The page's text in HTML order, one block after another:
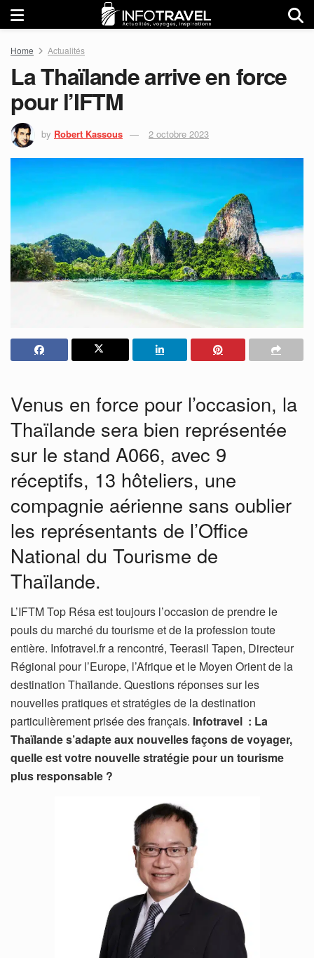
Home Actualités
La Thaïlande arrive en force
pour l’IFTM
by Robert Kassous 2 octobre 2023
Venus en force pour l’occasion, la
Thaïlande sera bien représentée
sur le stand A066, avec 9
réceptifs, 13 hôteliers, une
compagnie aérienne sans oublier
les représentants de l’Office
National du Tourisme de
Thaïlande.
L’IFTM Top Résa est toujours l’occasion de prendre le
pouls du marché du tourisme et de la profession toute
entière. Infotravel.fr a rencontré, Teerasil Tapen, Directeur
Régional pour l’Europe, l’Afrique et le Moyen Orient de la
destination Thaïlande. Questions réponses sur les
nouvelles pratiques et stratégies de la destination
particulièrement prisée des français. Infotravel : La
Thaïlande s’adapte aux nouvelles façons de voyager,
quelle est votre nouvelle stratégie pour un tourisme
plus responsable ?